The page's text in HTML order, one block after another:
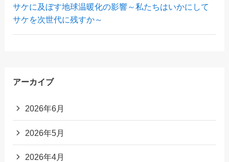
サケに及ぼす地球温暖化の影響～私たちはいかにして
サケを次世代に残すか～
アーカイブ
2026年6月
2026年5月
2026年4月